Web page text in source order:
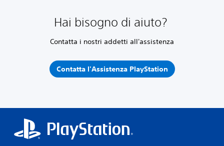
Hai bisogno di aiuto?
Contatta i nostri addetti all'assistenza
Contatta l'Assistenza PlayStation